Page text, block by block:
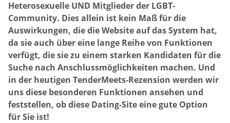
Heterosexuelle UND Mitglieder der LGBT-
Community. Dies allein ist kein Maß für die
Auswirkungen, die die Website auf das System hat,
da sie auch über eine lange Reihe von Funktionen
verfügt, die sie zu einem starken Kandidaten für die
Suche nach Anschlussmöglichkeiten machen. Und
in der heutigen TenderMeets-Rezension werden wir
uns diese besonderen Funktionen ansehen und
feststellen, ob diese Dating-Site eine gute Option
für Sie ist!